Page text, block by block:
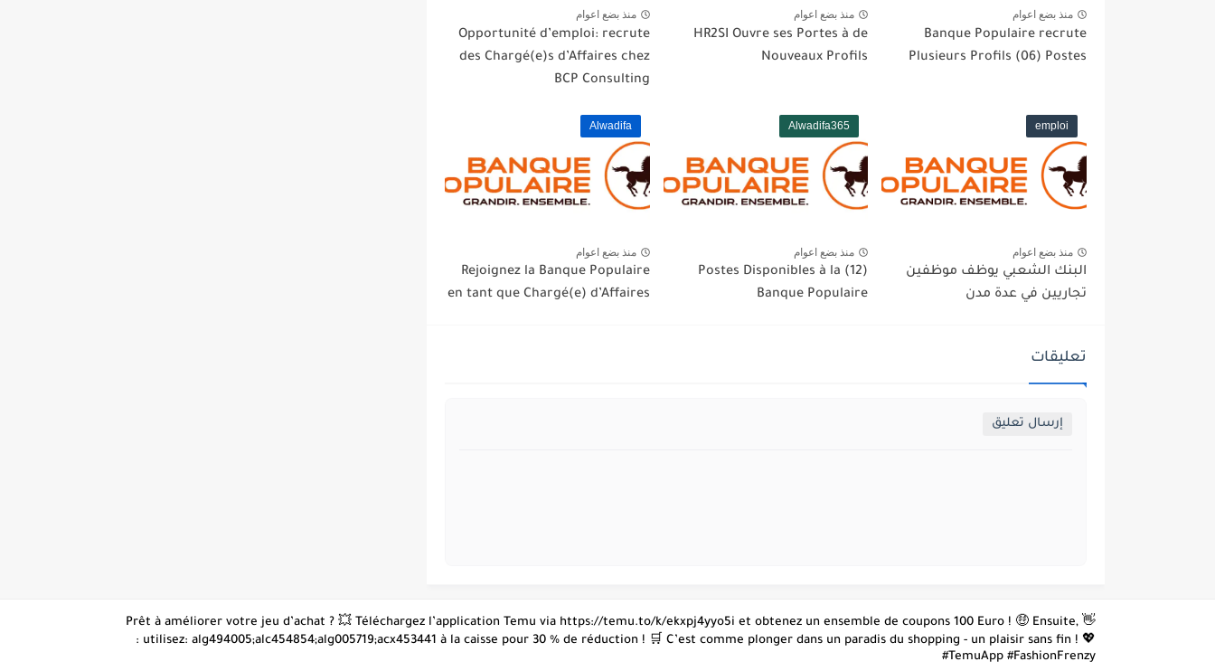
منذ بضع اعوام
Banque Populaire recrute
Plusieurs Profils (06) Postes
منذ بضع اعوام
HR2SI Ouvre ses Portes à de
Nouveaux Profils
منذ بضع اعوام
Opportunité d’emploi: recrute
des Chargé(e)s d’Affaires chez
BCP Consulting
emploi
منذ بضع اعوام
البنك الشعبي يوظف موظفين
تجاريين في عدة مدن
Alwadifa365
منذ بضع اعوام
(12) Postes Disponibles à la
Banque Populaire
Alwadifa
منذ بضع اعوام
Rejoignez la Banque Populaire
en tant que Chargé(e) d’Affaires
تعليقات
إرسال تعليق
👋 Prêt à améliorer votre jeu d’achat ? 💥 Téléchargez l’application Temu via https://temu.to/k/ekxpj4yyo5i et obtenez un ensemble de coupons 100 Euro ! 🤑 Ensuite,
: utilisez: alg494005;alc454854;alg005719;acx453441 à la caisse pour 30 % de réduction ! 🛒 C’est comme plonger dans un paradis du shopping - un plaisir sans fin ! 💖
#TemuApp #FashionFrenzy